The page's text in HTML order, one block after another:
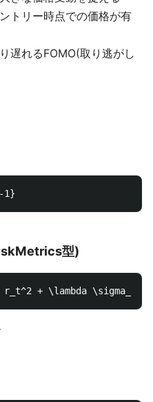
トリー時点での価格が有
遅れるFOMO(取り逃がし
型)